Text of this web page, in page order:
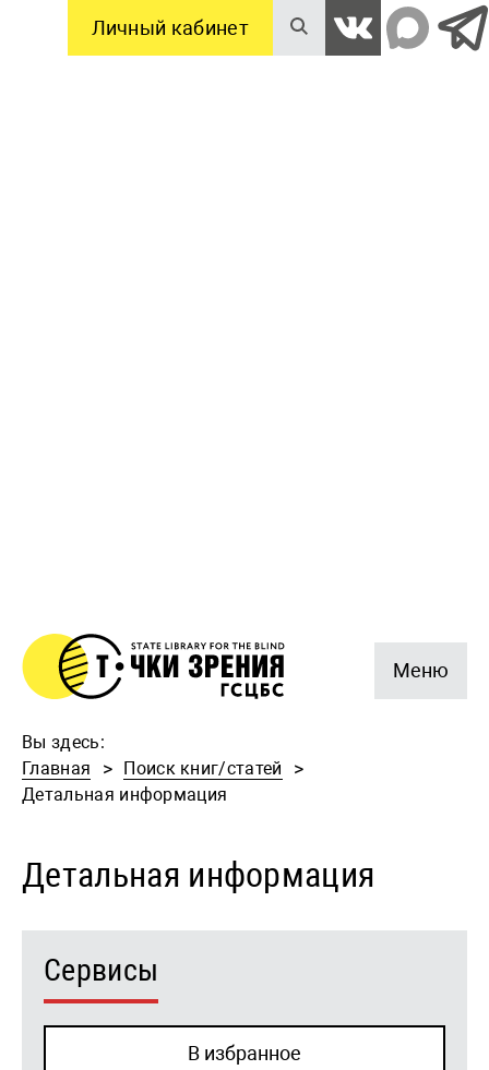
Меню
Личный кабинет
Вы здесь:
Главная
Поиск книг/статей
Детальная информация
Детальная информация
Сервисы
В избранное